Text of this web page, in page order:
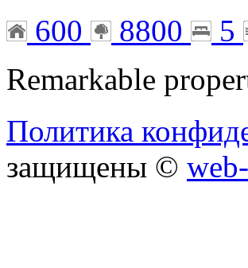
600
8800 5
Remarkable
Политика
защищены ©